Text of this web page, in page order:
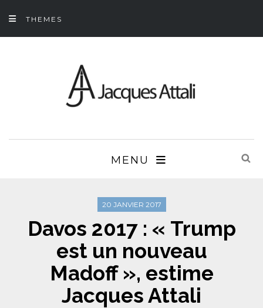
THEMES
MENU
20 JANVIER 2017
Davos 2017 : « Trump
est un nouveau
Madoff », estime
Jacques Attali